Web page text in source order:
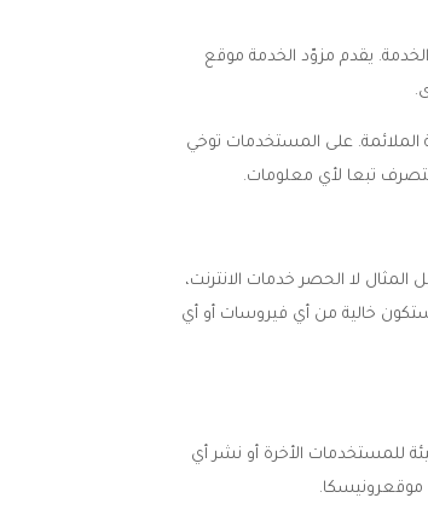
يقدم مزوّد الخدمة موقع
الملائمة. على المستخدمات توخي
تبعا لأي معلومات.
لا الحصر خدمات الانترنت،
ستكون خالية من أي فيروسات أو أي
للمستخدمات الأخرة أو نشر أي
موقعرونيسكا.